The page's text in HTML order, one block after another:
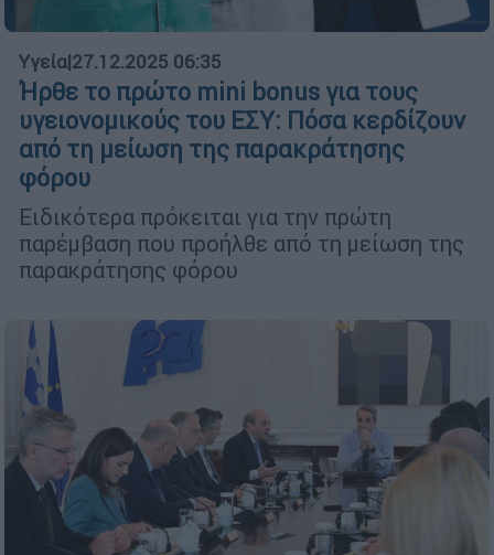
Υγεία|27.12.2025 06:35
Ήρθε το πρώτο mini bonus για τους
υγειονομικούς του ΕΣΥ: Πόσα κερδίζουν
από τη μείωση της παρακράτησης
φόρου
Ειδικότερα πρόκειται για την πρώτη
παρέμβαση που προήλθε από τη μείωση της
παρακράτησης φόρου